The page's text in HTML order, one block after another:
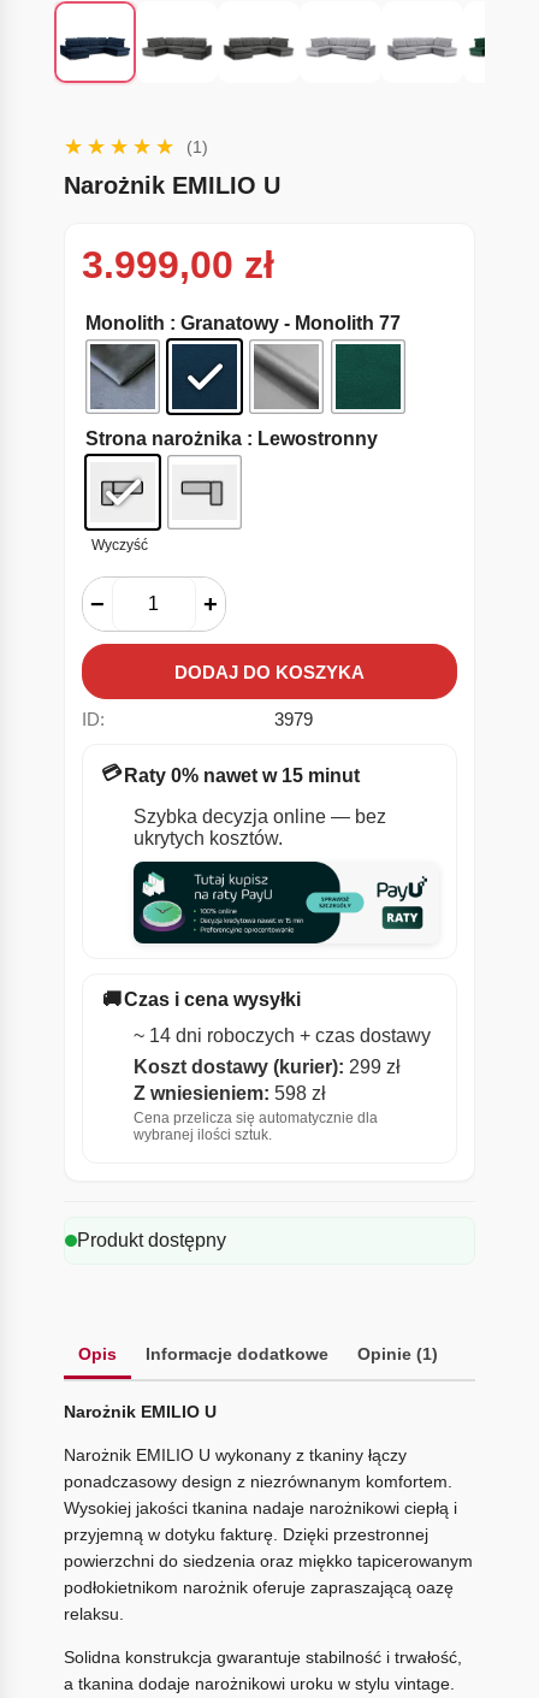
(1)
Narożnik EMILIO U
3.999,00 zł
Monolith : Granatowy - Monolith 77
Strona narożnika : Lewostronny
Wyczyść
− +
DODAJ DO KOSZYKA
ID: 3979
💳 Raty 0% nawet w 15 minut
Szybka decyzja online — bez
ukrytych kosztów.
🚚Czas i cena wysyłki
~ 14 dni roboczych + czas dostawy
Koszt dostawy (kurier): 299 zł
Z wniesieniem: 598 zł
Cena przelicza się automatycznie dla
wybranej ilości sztuk.
Produkt dostępny
Opis Informacje dodatkowe Opinie (1)
Narożnik EMILIO U
Narożnik EMILIO U wykonany z tkaniny łączy
ponadczasowy design z niezrównanym komfortem.
Wysokiej jakości tkanina nadaje narożnikowi ciepłą i
przyjemną w dotyku fakturę. Dzięki przestronnej
powierzchni do siedzenia oraz miękko tapicerowanym
podłokietnikom narożnik oferuje zapraszającą oazę
relaksu.
Solidna konstrukcja gwarantuje stabilność i trwałość,
a tkanina dodaje narożnikowi uroku w stylu vintage.